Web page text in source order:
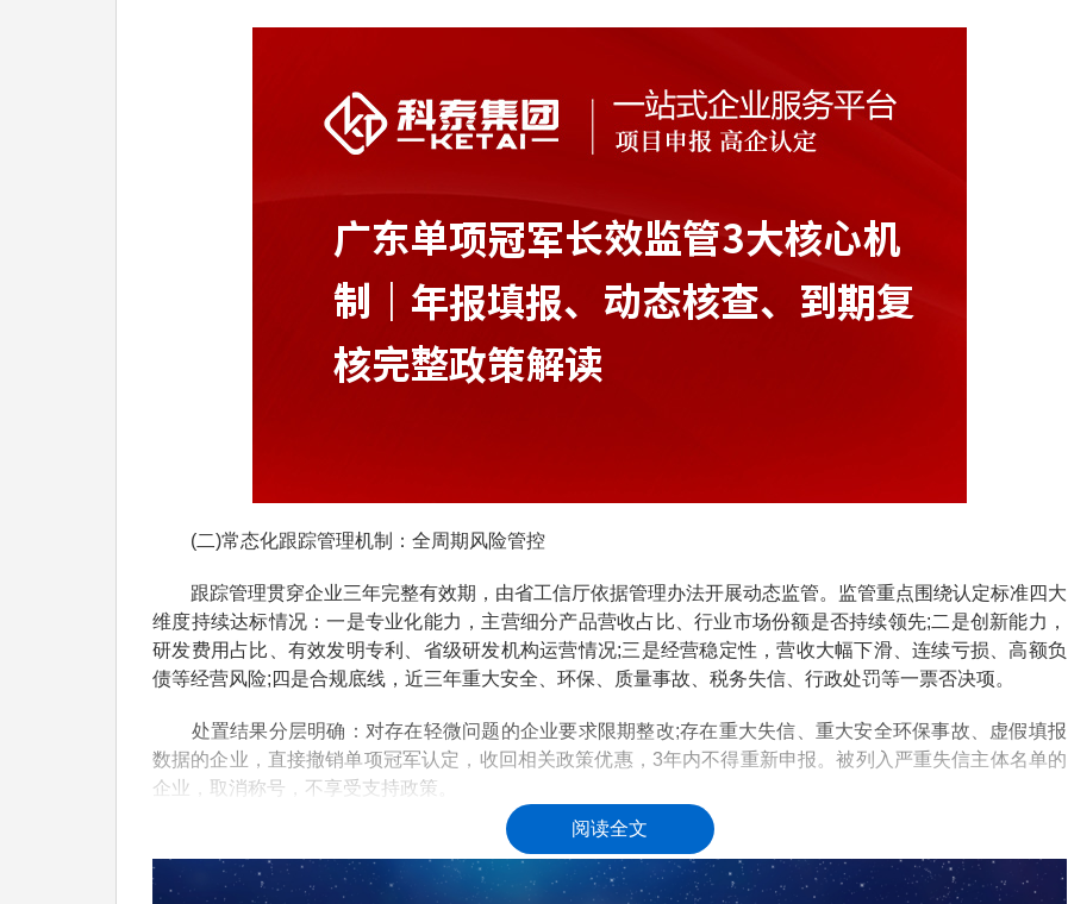
(二)常态化跟踪管理机制：全周期风险管控
跟踪管理贯穿企业三年完整有效期，由省工信厅依据管理办法开展动态监管。监管重点围绕认定标准四大
维度持续达标情况：一是专业化能力，主营细分产品营收占比、行业市场份额是否持续领先;二是创新能力，
研发费用占比、有效发明专利、省级研发机构运营情况;三是经营稳定性，营收大幅下滑、连续亏损、高额负
债等经营风险;四是合规底线，近三年重大安全、环保、质量事故、税务失信、行政处罚等一票否决项。
处置结果分层明确：对存在轻微问题的企业要求限期整改;存在重大失信、重大安全环保事故、虚假填报
数据的企业，直接撤销单项冠军认定，收回相关政策优惠，3年内不得重新申报。被列入严重失信主体名单的
企业，取消称号，不享受支持政策。
(三)三年到期复核机制：资质存续终审关口
省级单项冠军资质有效期3年，到期企业必须全员参与集中复核。2026年已启动新一轮集中复核工作，
阅读全文